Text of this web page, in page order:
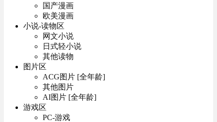
国产漫画
欧美漫画
小说-读物区
网文小说
日式轻小说
其他读物
图片区
ACG图片 [全年龄]
其他图片
AI图片 [全年龄]
游戏区
PC-游戏